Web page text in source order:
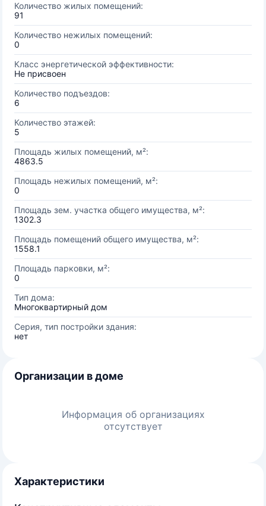
Количество жилых помещений:
91
Количество нежилых помещений:
0
Класс энергетической эффективности:
Не присвоен
Количество подъездов:
6
Количество этажей:
5
Площадь жилых помещений, м²:
4863.5
Площадь нежилых помещений, м²:
0
Площадь зем. участка общего имущества, м²:
1302.3
Площадь помещений общего имущества, м²:
1558.1
Площадь парковки, м²:
0
Тип дома:
Многоквартирный дом
Серия, тип постройки здания:
нет
Организации в доме
Информация об организациях
отсутствует
Характеристики